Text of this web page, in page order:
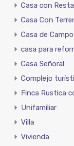
Casa con
Casa Con
Casa de Campo
casa para
Casa Señoral
Complejo
Finca Rustica
Unifamiliar
Villa
Vivienda